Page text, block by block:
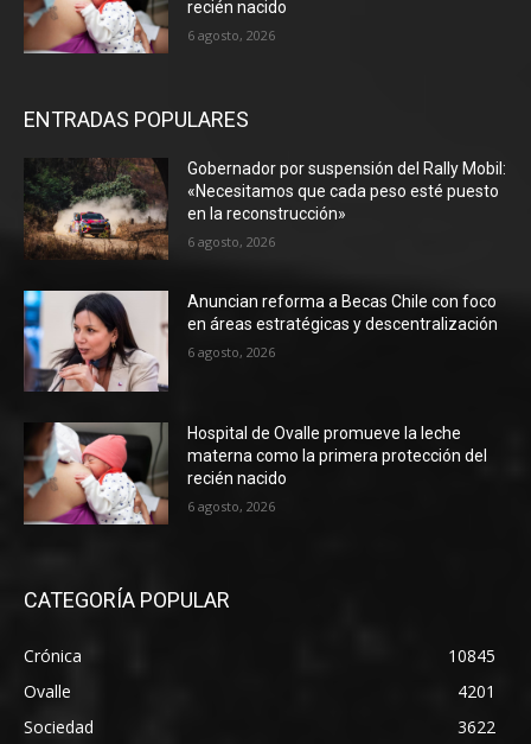
recién nacido
6 agosto, 2026
ENTRADAS POPULARES
Gobernador por suspensión del Rally Mobil:
«Necesitamos que cada peso esté puesto
en la reconstrucción»
6 agosto, 2026
Anuncian reforma a Becas Chile con foco
en áreas estratégicas y descentralización
6 agosto, 2026
Hospital de Ovalle promueve la leche
materna como la primera protección del
recién nacido
6 agosto, 2026
CATEGORÍA POPULAR
Crónica
10845
Ovalle
4201
Sociedad
3622